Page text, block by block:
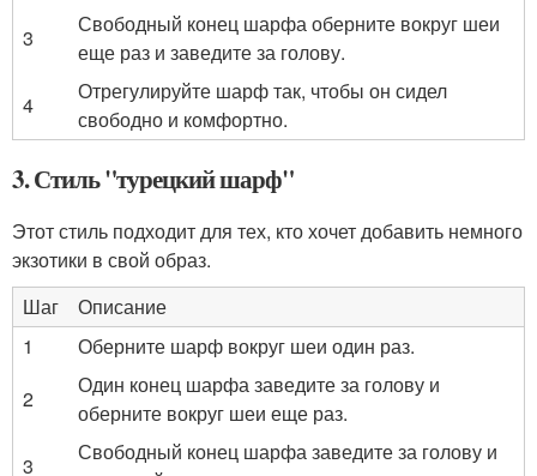
3
Свободный конец шарфа оберните вокруг шеи
еще раз и заведите за голову.
4
Отрегулируйте шарф так, чтобы он сидел
свободно и комфортно.
3. Стиль "турецкий шарф"
Этот стиль подходит для тех, кто хочет добавить немного
экзотики в свой образ.
Шаг
Описание
1
Оберните шарф вокруг шеи один раз.
2
Один конец шарфа заведите за голову и
оберните вокруг шеи еще раз.
3
Свободный конец шарфа заведите за голову и